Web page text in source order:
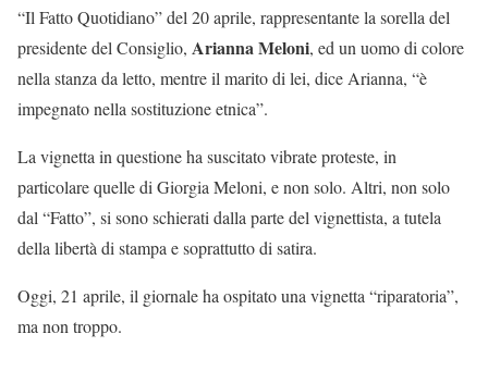
“Il Fatto Quotidiano” del 20 aprile, rappresentante la sorella del
presidente del Consiglio, Arianna Meloni, ed un uomo di colore
nella stanza da letto, mentre il marito di lei, dice Arianna, “è
impegnato nella sostituzione etnica”.
La vignetta in questione ha suscitato vibrate proteste, in
particolare quelle di Giorgia Meloni, e non solo. Altri, non solo
dal “Fatto”, si sono schierati dalla parte del vignettista, a tutela
della libertà di stampa e soprattutto di satira.
Oggi, 21 aprile, il giornale ha ospitato una vignetta “riparatoria”,
ma non troppo.